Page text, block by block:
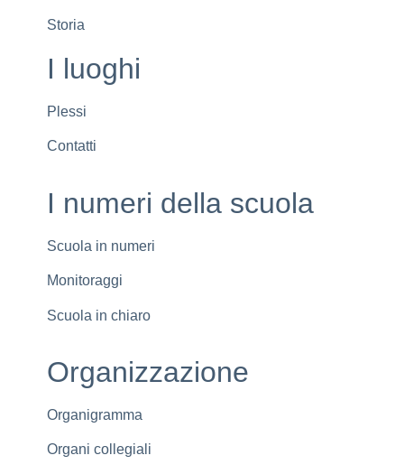
Storia
I luoghi
Plessi
Contatti
I numeri della scuola
Scuola in numeri
Monitoraggi
Scuola in chiaro
Organizzazione
Organigramma
Organi collegiali